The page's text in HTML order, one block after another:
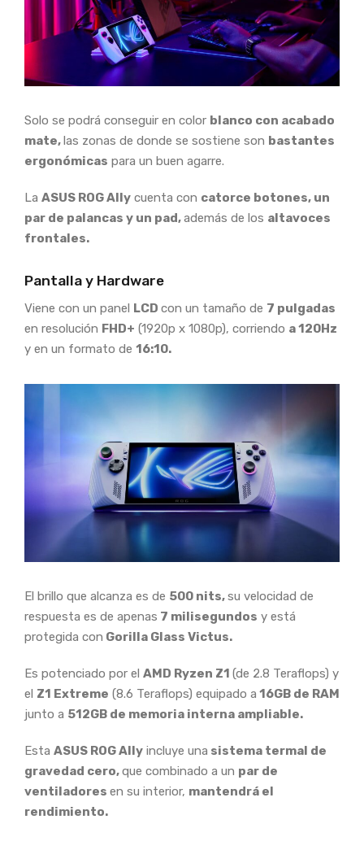
Solo se podrá conseguir en color blanco con acabado
mate, las zonas de donde se sostiene son bastantes
ergonómicas para un buen agarre.
La ASUS ROG Ally cuenta con catorce botones, un
par de palancas y un pad,además de los altavoces
frontales.
Pantalla y Hardware
Viene con un panel LCD con un tamaño de 7 pulgadas
en resolución FHD+ (1920p x 1080p), corriendo a 120Hz
y en un formato de 16:10.
El brillo que alcanza es de 500 nits,su velocidad de
respuesta es de apenas 7 milisegundos y está
protegida con Gorilla Glass Victus.
Es potenciado por el AMD Ryzen Z1 (de 2.8 Teraflops) y
el Z1 Extreme (8.6 Teraflops) equipado a 16GB de RAM
junto a 512GB de memoria interna ampliable.
Esta ASUS ROG Ally incluye una sistema termal de
gravedad cero,que combinado a un par de
ventiladores en su interior, mantendrá el
rendimiento.